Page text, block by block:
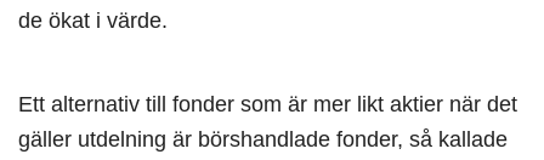
de ökat i värde.
Ett alternativ till fonder som är mer likt aktier när det
gäller utdelning är börshandlade fonder, så kallade